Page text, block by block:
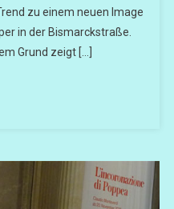
zu einem neuen Image
in der Bismarckstraße.
Grund zeigt […]